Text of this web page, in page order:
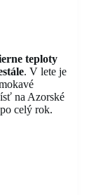
teploty
. V lete je
na Azorské
celý rok.